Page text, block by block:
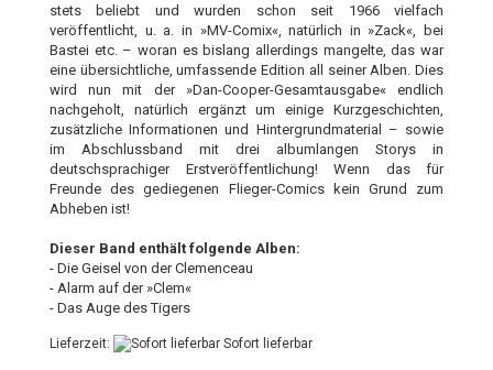
stets beliebt und wurden schon seit 1966 vielfach
veröffentlicht, u. a. in »MV-Comix«, natürlich in »Zack«, bei
Bastei etc. – woran es bislang allerdings mangelte, das war
eine übersichtliche, umfassende Edition all seiner Alben. Dies
wird nun mit der »Dan-Cooper-Gesamtausgabe« endlich
nachgeholt, natürlich ergänzt um einige Kurzgeschichten,
zusätzliche Informationen und Hintergrundmaterial – sowie
im Abschlussband mit drei albumlangen Storys in
deutschsprachiger Erstveröffentlichung! Wenn das für
Freunde des gediegenen Flieger-Comics kein Grund zum
Abheben ist!
Dieser Band enthält folgende Alben:
- Die Geisel von der Clemenceau
- Alarm auf der »Clem«
- Das Auge des Tigers
Lieferzeit: Sofort lieferbar